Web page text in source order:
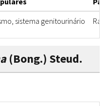
sistema genitourinário Raiz
(Bong.) Steud.